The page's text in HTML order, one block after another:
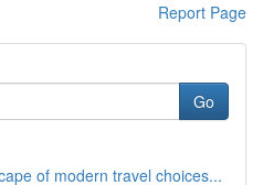
Report Page
Go
of modern travel choices...